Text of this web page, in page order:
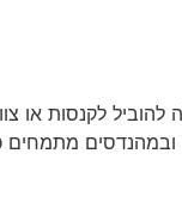
להוביל לקנסות
ובמהנדסים